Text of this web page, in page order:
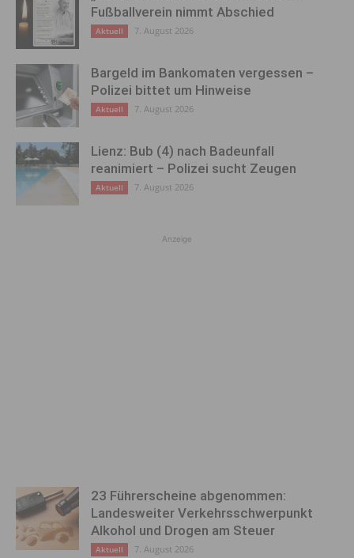
Fußballverein nimmt Abschied
Aktuell 7. August 2026
Bargeld im Bankomaten vergessen –
Polizei bittet um Hinweise
Aktuell 7. August 2026
Lienz: Bub (4) nach Badeunfall
reanimiert – Polizei sucht Zeugen
Aktuell 7. August 2026
Anzeige
23 Führerscheine abgenommen:
Landesweiter Verkehrsschwerpunkt
Alkohol und Drogen am Steuer
Aktuell 7. August 2026